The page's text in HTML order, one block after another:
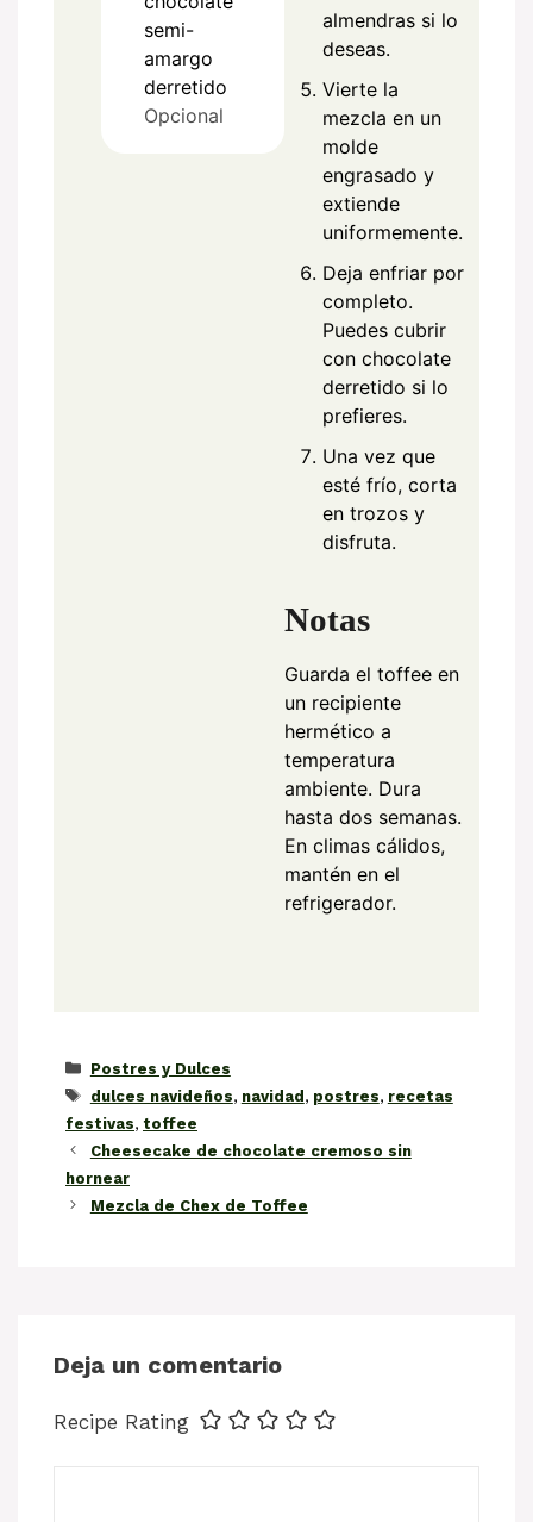
semi-
amargo
derretido
Opcional
almendras si lo
deseas.
Vierte la
mezcla en un
molde
engrasado y
extiende
uniformemente.
Deja enfriar por
completo.
Puedes cubrir
con chocolate
derretido si lo
prefieres.
Una vez que
esté frío, corta
en trozos y
disfruta.
Notas
Guarda el toffee en
un recipiente
hermético a
temperatura
ambiente. Dura
hasta dos semanas.
En climas cálidos,
mantén en el
refrigerador.
Categorías
Postres y Dulces
Etiquetas
dulces navideños, navidad, postres, recetas
festivas, toffee
Cheesecake de chocolate cremoso sin
hornear
Mezcla de Chex de Toffee
Deja un comentario
Recipe Rating